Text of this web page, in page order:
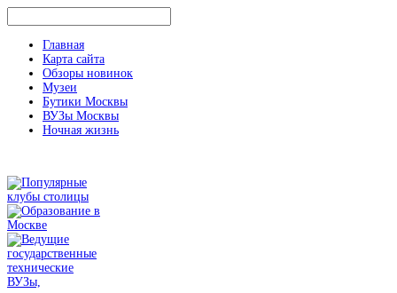
Главная
Карта сайта
Обзоры новинок
Музеи
Бутики Москвы
ВУЗы Москвы
Ночная жизнь